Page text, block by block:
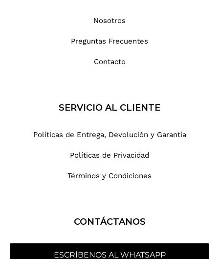
Nosotros
Preguntas Frecuentes
Contacto
SERVICIO AL CLIENTE
Políticas de Entrega, Devolución y Garantía
Políticas de Privacidad
Términos y Condiciones
CONTÁCTANOS
ESCRÍBENOS AL WHATSAPP